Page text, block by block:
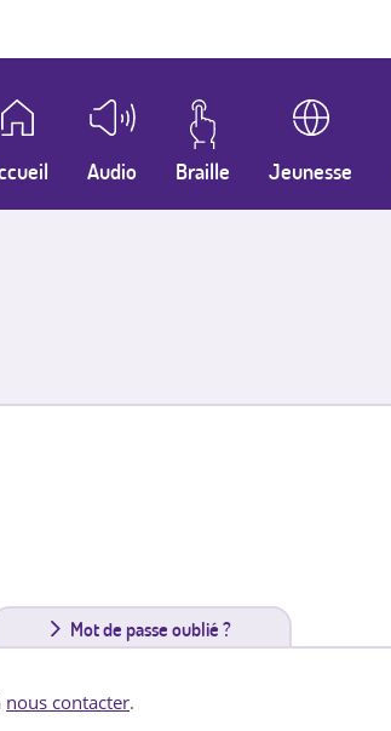
Audio Braille Jeunesse
Mot de passe oublié ?
nous contacter.